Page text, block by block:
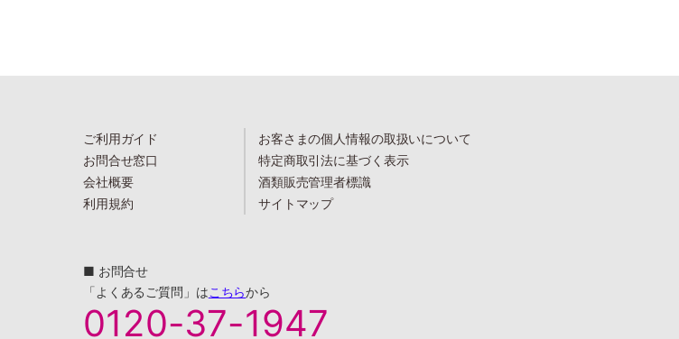
ご利用ガイド
お問合せ窓口
会社概要
利用規約
お客さまの個人情報の取扱いについて
特定商取引法に基づく表示
酒類販売管理者標識
サイトマップ
■ お問合せ
「よくあるご質問」はこちらから
0120-37-1947